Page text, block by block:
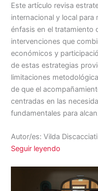
Este artículo revisa
internacional y local para
énfasis en el tratamiento
intervenciones que
económicos y
de estas estrategias
limitaciones
de que el
centradas en las
fundamentales para
Autor/es: Vilda Discacciati
Seguir leyendo